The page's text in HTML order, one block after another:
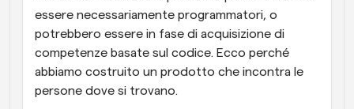
essere necessariamente programmatori, o
potrebbero essere in fase di acquisizione di
competenze basate sul codice. Ecco perché
abbiamo costruito un prodotto che incontra le
persone dove si trovano.